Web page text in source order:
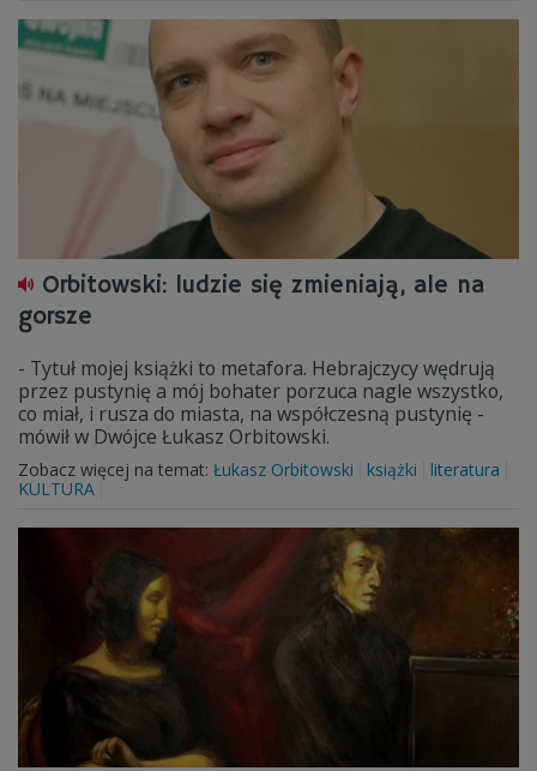
Orbitowski: ludzie się zmieniają, ale na
gorsze
- Tytuł mojej książki to metafora. Hebrajczycy wędrują
przez pustynię a mój bohater porzuca nagle wszystko,
co miał, i rusza do miasta, na współczesną pustynię -
mówił w Dwójce Łukasz Orbitowski.
Zobacz więcej na temat: Łukasz Orbitowski książki
literatura
KULTURA